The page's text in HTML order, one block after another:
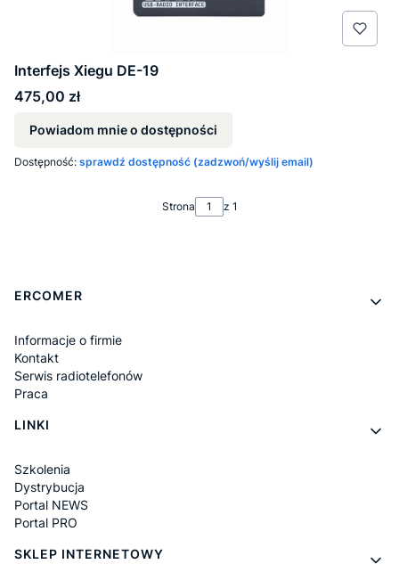
Interfejs Xiegu DE-19
Cena
475,00 zł
Powiadom mnie o dostępności
Dostępność: sprawdź dostępność (zadzwoń/wyślij email)
Strona z 1
Linki w stopce
ERCOMER
Informacje o firmie
Kontakt
Serwis radiotelefonów
Praca
LINKI
Szkolenia
Dystrybucja
Portal NEWS
Portal PRO
SKLEP INTERNETOWY